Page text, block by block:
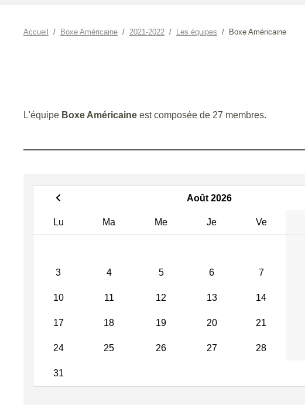
Accueil Boxe Américaine 2021-2022 Les équipes Boxe Américaine
L'équipe Boxe Américaine est composée de 27 membres.
Août 2026
Lu Ma Me Je Ve
3 4 5 6 7
10 11 12 13 14
17 18 19 20 21
24 25 26 27 28
31